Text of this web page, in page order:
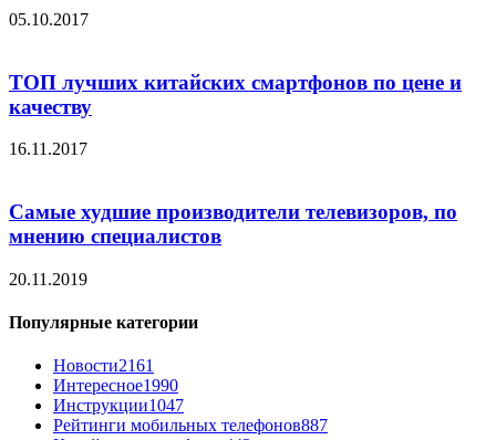
05.10.2017
ТОП лучших китайских смартфонов по цене и
качеству
16.11.2017
Самые худшие производители телевизоров, по
мнению специалистов
20.11.2019
Популярные категории
Новости2161
Интересное1990
Инструкции1047
Рейтинги мобильных телефонов887